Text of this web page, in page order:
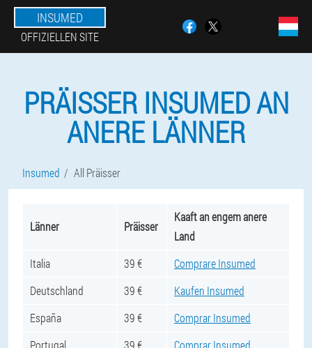
INSUMED
OFFIZIELLEN SITE
PRÄISSER INSUMED AN
ANERE LÄNNER
Insumed All Präisser
Länner Präisser
Kaaft an engem anere
Land
Italia
39 €
Comprare Insumed
Deutschland
39 €
Kaufen Insumed
España
39 €
Comprar Insumed
Portugal
39 €
Comprar Insumed